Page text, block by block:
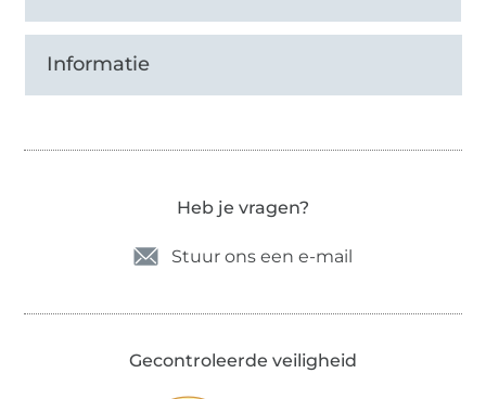
Informatie
Heb je vragen?
Stuur ons een e-mail
Gecontroleerde veiligheid